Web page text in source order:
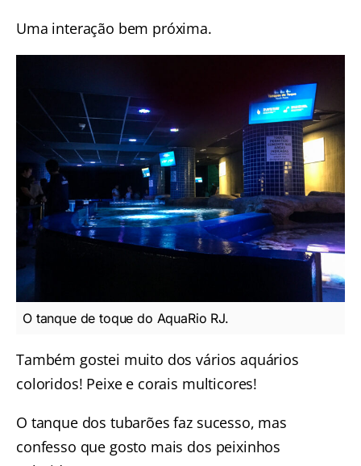
Uma interação bem próxima.
O tanque de toque do AquaRio RJ.
Também gostei muito dos vários aquários
coloridos! Peixe e corais multicores!
O tanque dos tubarões faz sucesso, mas
confesso que gosto mais dos peixinhos